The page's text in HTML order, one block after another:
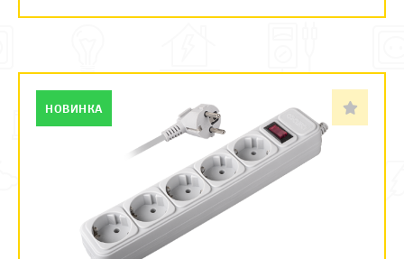
НОВИНКА